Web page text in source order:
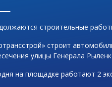
строительные
строит
улицы Генерала
на площадке работают 2